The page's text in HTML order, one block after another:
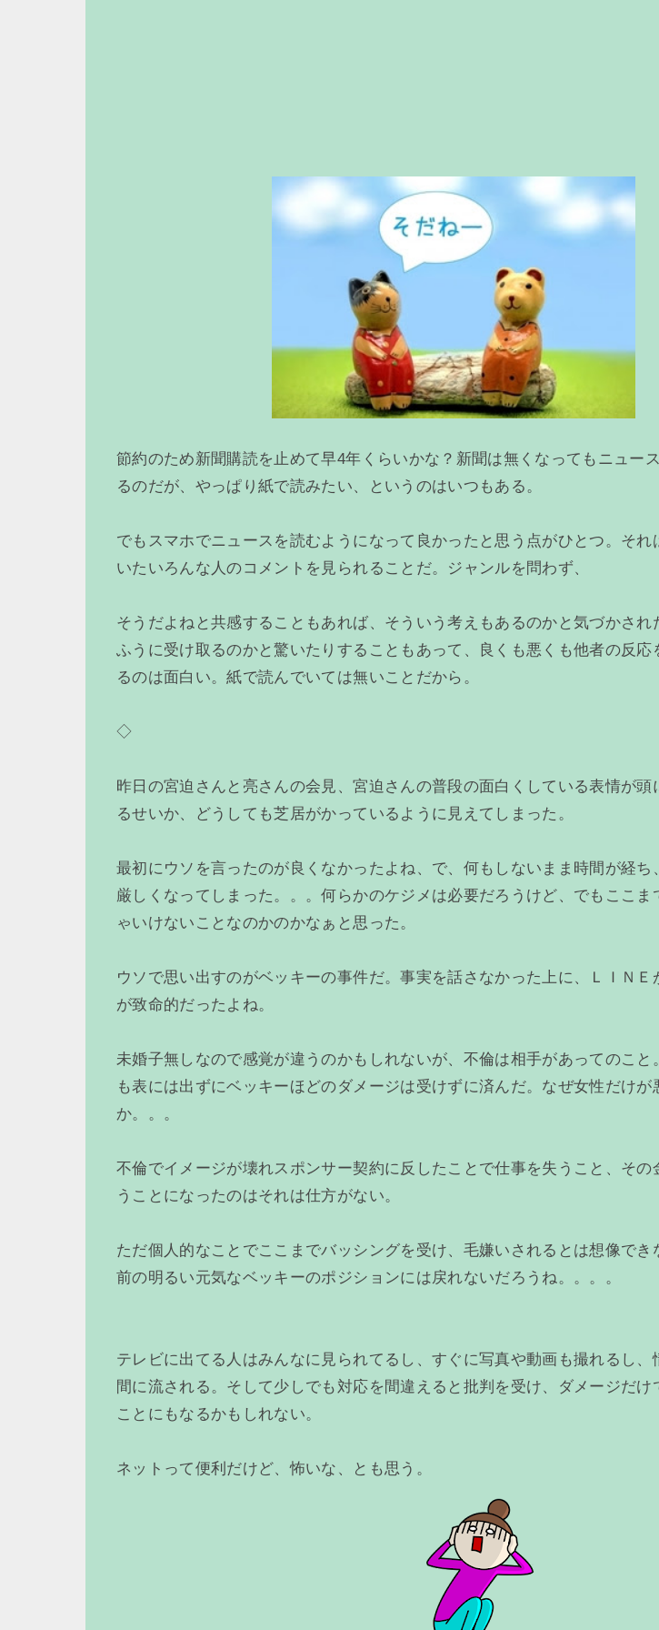
節約のため新聞購読を止めて早4年くらいかな？新聞は無くなってもニュー
るのだが、やっぱり紙で読みたい、というのはいつもある。
でもスマホでニュースを読むようになって良かったと思う点がひとつ。それ
いたいろんな人のコメントを見られることだ。ジャンルを問わず、
そうだよねと共感することもあれば、そういう考えもあるのかと気づかされ
ふうに受け取るのかと驚いたりすることもあって、良くも悪くも他者の反応
るのは面白い。紙で読んでいては無いことだから。
◇
昨日の宮迫さんと亮さんの会見、宮迫さんの普段の面白くしている表情が頭
るせいか、どうしても芝居がかっているように見えてしまった。
最初にウソを言ったのが良くなかったよね、で、何もしないまま時間が経ち
厳しくなってしまった。。。何らかのケジメは必要だろうけど、でもここま
ゃいけないことなのかのかなぁと思った。
ウソで思い出すのがベッキーの事件だ。事実を話さなかった上に、ＬＩＮＥ
が致命的だったよね。
未婚子無しなので感覚が違うのかもしれないが、不倫は相手があってのこと
も表には出ずにベッキーほどのダメージは受けずに済んだ。なぜ女性だけが
か。。。
不倫でイメージが壊れスポンサー契約に反したことで仕事を失うこと、その
うことになったのはそれは仕方がない。
ただ個人的なことでここまでバッシングを受け、毛嫌いされるとは想像でき
前の明るい元気なベッキーのポジションには戻れないだろうね。。。。
テレビに出てる人はみんなに見られてるし、すぐに写真や動画も撮れるし、
間に流される。そして少しでも対応を間違えると批判を受け、ダメージだけ
ことにもなるかもしれない。
ネットって便利だけど、怖いな、とも思う。